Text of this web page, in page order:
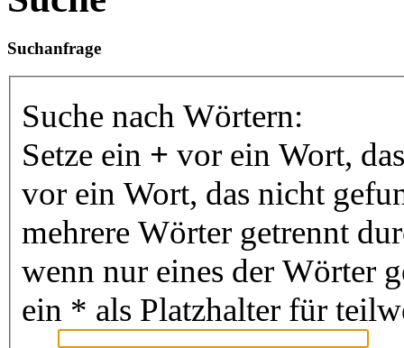
Suchanfrage
Suche nach Wörtern:
Setze ein + vor ein Wort,
vor ein Wort, das nicht
mehrere Wörter getrennt
wenn nur eines der Wörter
ein * als Platzhalter für